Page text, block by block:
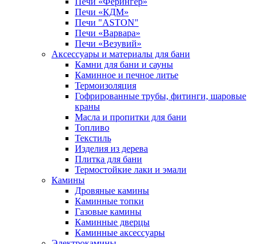
Печи «КДМ»
Печи "ASTON"
Печи «Варвара»
Печи «Везувий»
Аксессуары и материалы для бани
Камни для бани и сауны
Каминное и печное литье
Термоизоляция
Гофрированные трубы, фитинги, шаровые
краны
Масла и пропитки для бани
Топливо
Текстиль
Изделия из дерева
Плитка для бани
Термостойкие лаки и эмали
Камины
Дровяные камины
Каминные топки
Газовые камины
Каминные дверцы
Каминные аксессуары